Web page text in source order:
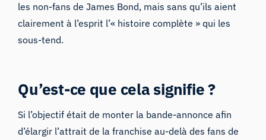
les non-fans de James Bond, mais sans qu’ils aient
clairement à l’esprit l’« histoire complète » qui les
sous-tend.
Qu’est-ce que cela signifie ?
Si l’objectif était de monter la bande-annonce afin
d’élargir l’attrait de la franchise au-delà des fans de